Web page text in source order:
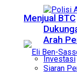
Menjual BTC
Arah
Investasi
Siaran